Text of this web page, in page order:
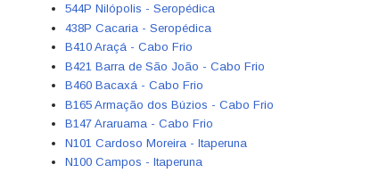
544P Nilópolis - Seropédica
438P Cacaria - Seropédica
B410 Araçá - Cabo Frio
B421 Barra de São João - Cabo Frio
B460 Bacaxá - Cabo Frio
B165 Armação dos Búzios - Cabo Frio
B147 Araruama - Cabo Frio
N101 Cardoso Moreira - Itaperuna
N100 Campos - Itaperuna